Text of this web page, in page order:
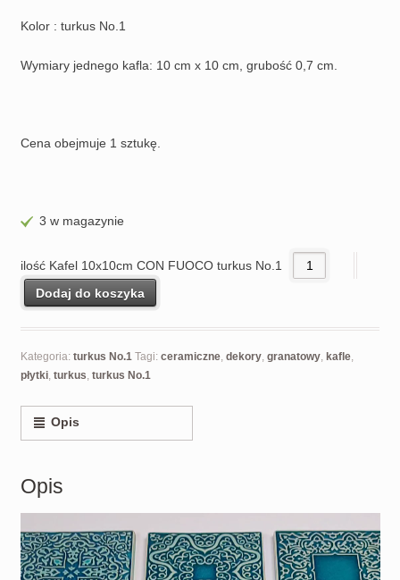
Kolor : turkus No.1
Wymiary jednego kafla: 10 cm x 10 cm, grubość 0,7 cm.
Cena obejmuje 1 sztukę.
3 w magazynie
ilość Kafel 10x10cm CON FUOCO turkus No.1
Dodaj do koszyka
Kategoria: turkus No.1 Tagi: ceramiczne, dekory, granatowy, kafle,
płytki, turkus, turkus No.1
Opis
Opis
video